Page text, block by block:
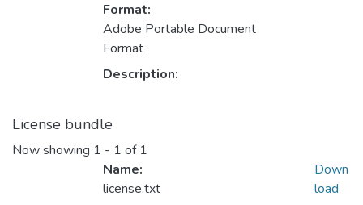
Format:
Adobe Portable Document
Format
Description:
License bundle
Now showing 1 - 1 of 1
Name:
license.txt
Down
load